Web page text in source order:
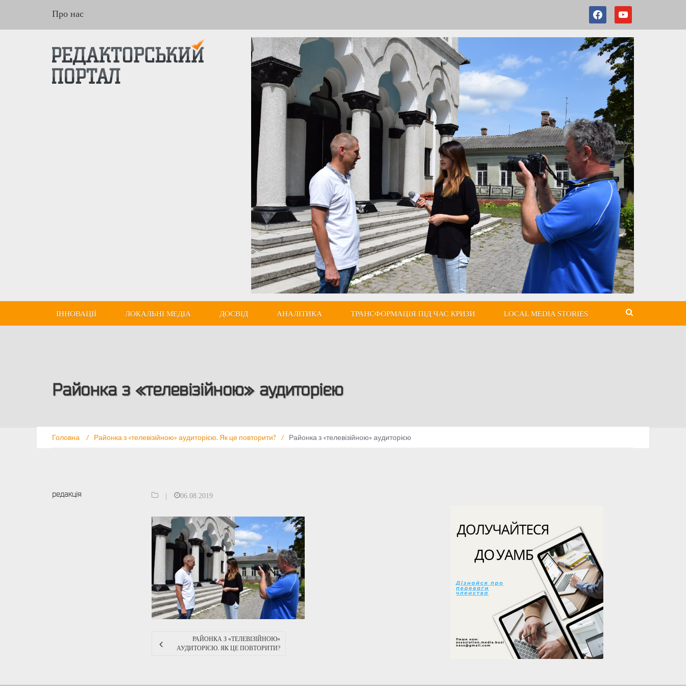
Про нас
ІННОВАЦІЇ ЛОКАЛЬНІ МЕДІА ДОСВІД АНАЛІТИКА ТРАНСФОРМАЦІЯ ПІД ЧАС КРИЗИ LOCAL MEDIA STORIES
Районка з «телевізійною» аудиторією
Головна / Районка з «телевізійною» аудиторією. Як це повторити? / Районка з «телевізійною» аудиторією
редакція 06.08.2019
РАЙОНКА З «ТЕЛЕВІЗІЙНОЮ»
АУДИТОРІЄЮ. ЯК ЦЕ ПОВТОРИТИ?